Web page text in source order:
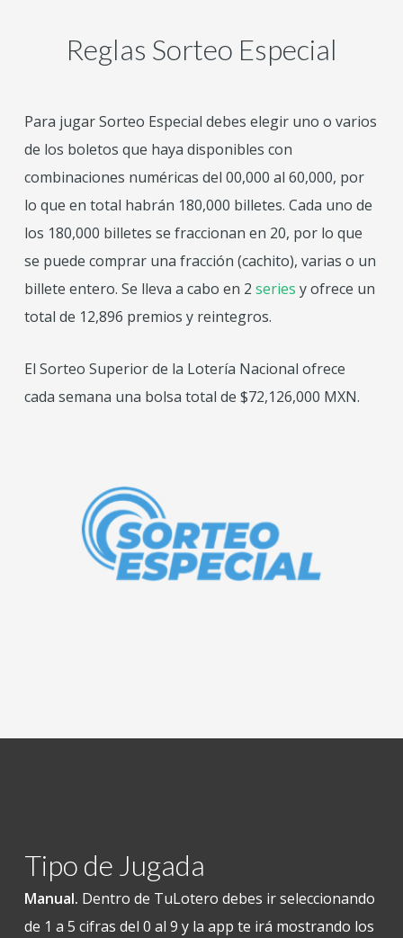
Reglas Sorteo Especial
Para jugar Sorteo Especial debes elegir uno o varios
de los boletos que haya disponibles con
combinaciones numéricas del 00,000 al 60,000, por
lo que en total habrán 180,000 billetes. Cada uno de
los 180,000 billetes se fraccionan en 20, por lo que
se puede comprar una fracción (cachito), varias o un
billete entero. Se lleva a cabo en 2 series y ofrece un
total de 12,896 premios y reintegros.
El Sorteo Superior de la Lotería Nacional ofrece
cada semana una bolsa total de $72,126,000 MXN.
Tipo de Jugada
Manual. Dentro de TuLotero debes ir seleccionando
de 1 a 5 cifras del 0 al 9 y la app te irá mostrando los